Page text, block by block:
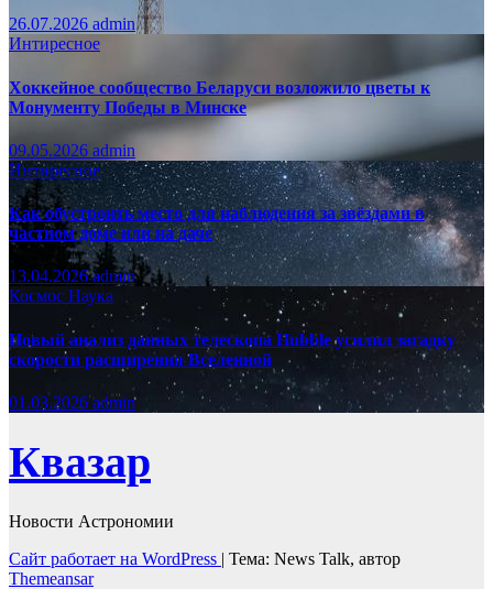
26.07.2026 admin
Интиресное
Хоккейное сообщество Беларуси возложило цветы к
Монументу Победы в Минске
09.05.2026 admin
Интиресное
Как обустроить место для наблюдения за звёздами в
частном доме или на даче
13.04.2026admin
Космос Наука
Новый анализ данных телескопа Hubble усилил загадку
скорости расширения Вселенной
01.03.2026admin
Квазар
Новости Астрономии
Сайт работает на WordPress | Тема: News Talk, автор
Themeansar